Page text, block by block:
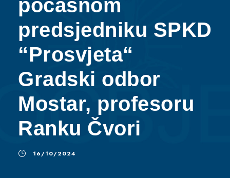
počasnom
predsjedniku SPKD
“Prosvjeta“
Gradski odbor
Mostar, profesoru
Ranku Čvori
16/10/2024